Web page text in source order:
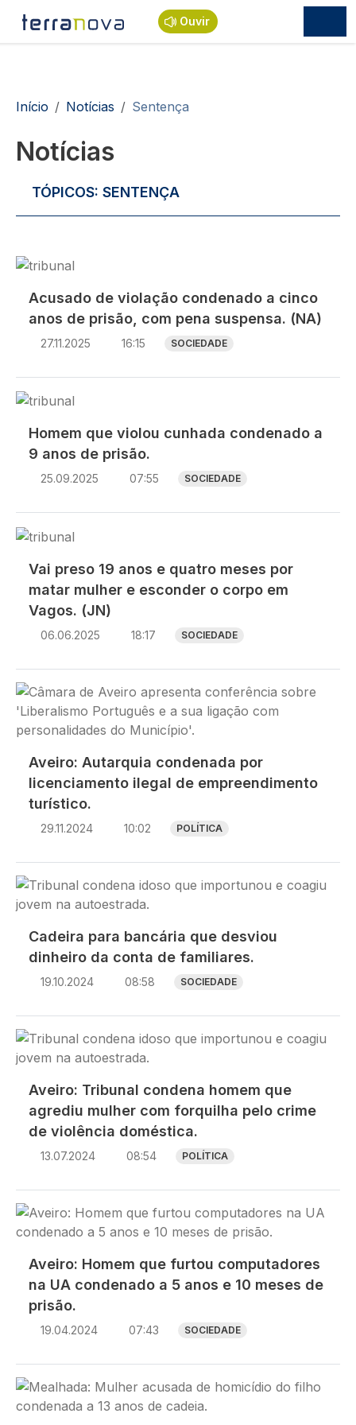
Passar para o conteúdo principal
Ouvir
Navegação estrutural
Início Notícias Sentença
Notícias
TÓPICOS: SENTENÇA
Imagem
Acusado de violação condenado a cinco
anos de prisão, com pena suspensa. (NA)
27.11.2025 16:15 SOCIEDADE
Imagem
Homem que violou cunhada condenado a
9 anos de prisão.
25.09.2025 07:55 SOCIEDADE
Imagem
Vai preso 19 anos e quatro meses por
matar mulher e esconder o corpo em
Vagos. (JN)
06.06.2025 18:17 SOCIEDADE
Imagem
Aveiro: Autarquia condenada por
licenciamento ilegal de empreendimento
turístico.
29.11.2024 10:02 POLÍTICA
Imagem
Cadeira para bancária que desviou
dinheiro da conta de familiares.
19.10.2024 08:58 SOCIEDADE
Imagem
Aveiro: Tribunal condena homem que
agrediu mulher com forquilha pelo crime
de violência doméstica.
13.07.2024 08:54 POLÍTICA
Imagem
Aveiro: Homem que furtou computadores
na UA condenado a 5 anos e 10 meses de
prisão.
19.04.2024 07:43 SOCIEDADE
Imagem